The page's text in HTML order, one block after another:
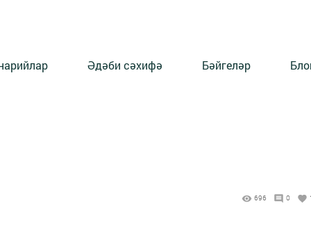
Әдәби сәхифә Бәйгеләр
696 0